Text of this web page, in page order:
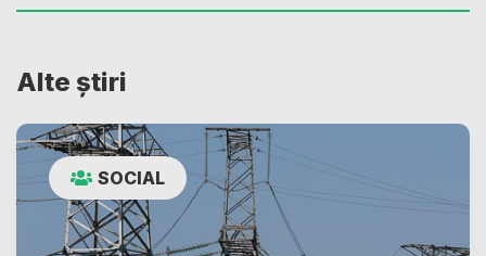
Alte știri
SOCIAL